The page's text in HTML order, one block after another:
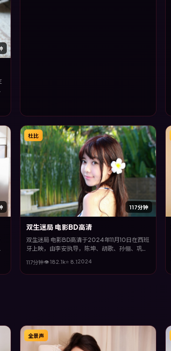
117分钟
杜比
双生迷局 电影BD高清
双生迷局 电影BD高清于2024年11月10日在西班
牙上映，由李安执导，陈坤、胡歌、孙俪、巩俐
头与饱满表演，呈现人物在极端情境下的蜕变与
救赎。
117分钟👁182.1k⭐ 8.12024
全景声